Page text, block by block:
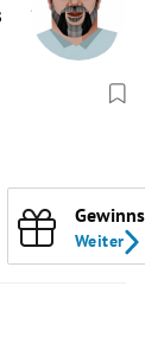
Weiter